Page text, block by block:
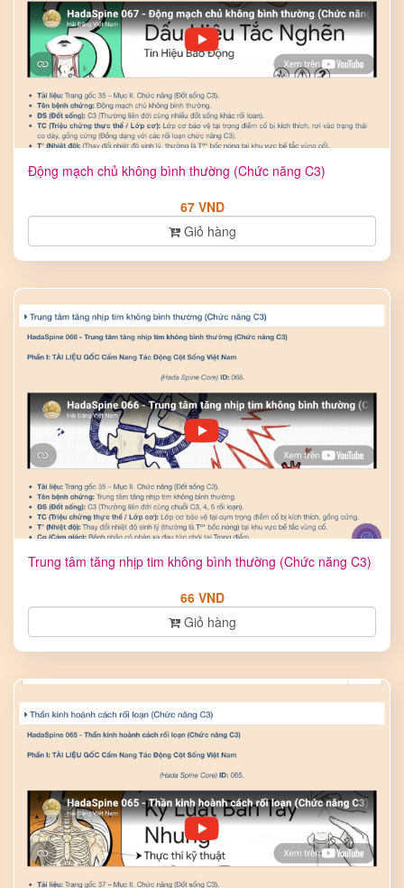
Động mạch chủ không bình thường (Chức năng C3)
67 VND
Giỏ hàng
Trung tâm tăng nhịp tim không bình thường (Chức năng C3)
66 VND
Giỏ hàng